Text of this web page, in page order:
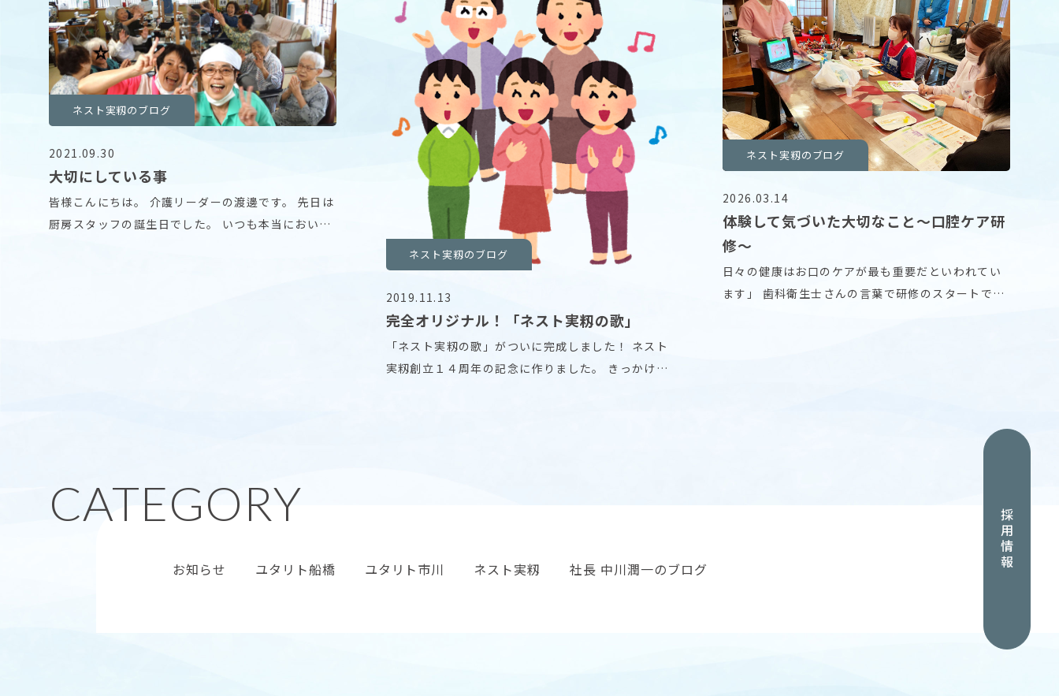
採用情報
ネスト実籾のブログ
2021.09.30
大切にしている事
皆様こんにちは。 介護リーダーの渡邊です。 先日は
厨房スタッフの誕生日でした。 いつも本当においし
ネスト実籾のブログ
2019.11.13
完全オリジナル！「ネスト実籾の歌」
「ネスト実籾の歌」がついに完成しました！ ネスト
実籾創立１４周年の記念に作りました。 きっかけ
ネスト実籾のブログ
2026.03.14
体験して気づいた大切なこと〜口腔ケア研
修〜
日々の健康はお口のケアが最も重要だといわれてい
ます」 歯科衛生士さんの言葉で研修のスタートで
お知らせ ユタリト船橋 ユタリト市川 ネスト実籾 社長 中川潤一のブログ